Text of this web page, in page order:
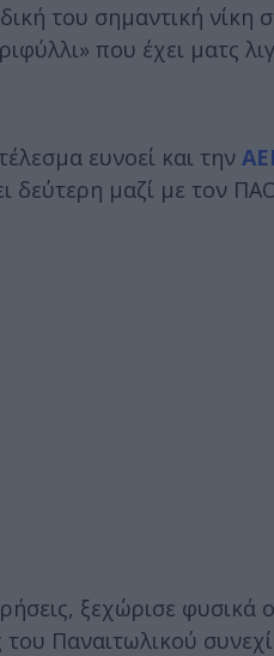
του σημαντική νίκη
που έχει ματς
ευνοεί και την
δεύτερη μαζί με τον
ξεχώρισε
Παναιτωλικού